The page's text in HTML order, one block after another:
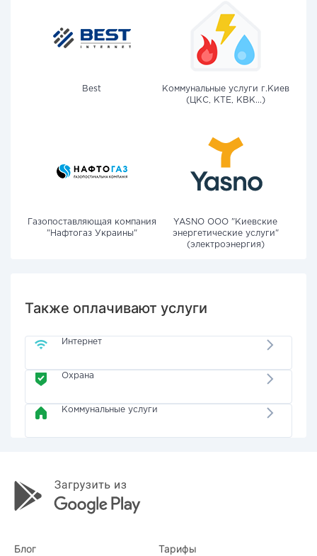
Best
Коммунальные услуги г.Киев
(ЦКС, КТЕ, КВК...)
Газопоставляющая компания
"Нафтогаз Украины"
YASNO OOO "Киевские
энергетические услуги"
(электроэнергия)
Также оплачивают услуги
Интернет
Охрана
Коммунальные услуги
Блог Тарифы